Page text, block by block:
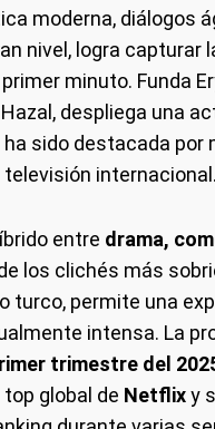
moderna, diálogos
nivel, logra capturar
minuto. Funda
despliega una
sido destacada por
internacional.
entre drama,
los clichés más
turco, permite una
intensa. La
trimestre del
global de Netflixy